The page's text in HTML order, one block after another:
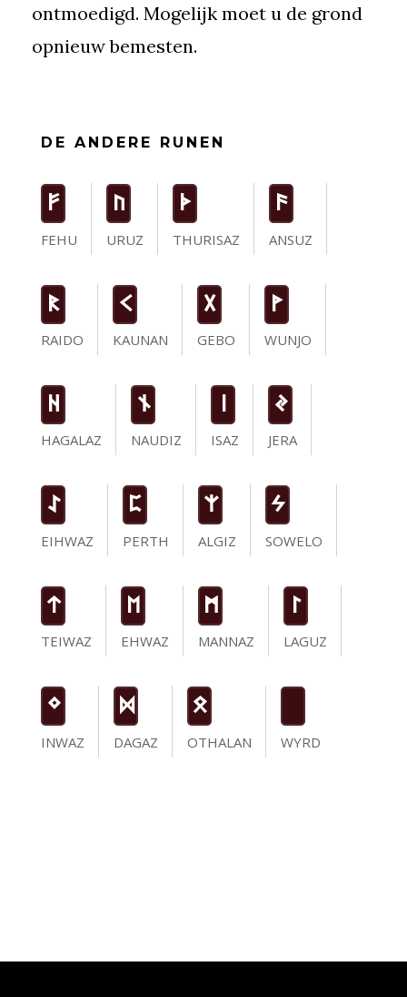
ontmoedigd. Mogelijk moet u de grond
opnieuw bemesten.
DE ANDERE RUNEN
F
FEHU
U
URUZ
T
THURISAZ
a
ANSUZ
R
RAIDO
K
KAUNAN
G
GEBO
W
WUNJO
H
HAGALAZ
n
NAUDIZ
ISAZ
J
JERA
I
EIHWAZ
P
PERTH
Z
ALGIZ
S
SOWELO
t
TEIWAZ
E
EHWAZ
M
MANNAZ
L
LAGUZ
N
INWAZ
D
DAGAZ
O
OTHALAN
WYRD